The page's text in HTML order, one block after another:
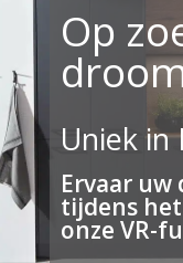
Op
Uniek in
Ervaar
tijdens
onze VR-